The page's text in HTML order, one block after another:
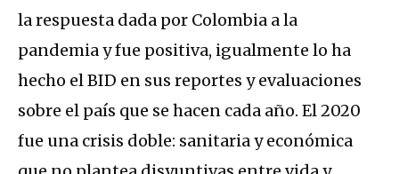
la respuesta dada por Colombia a la
pandemia y fue positiva, igualmente lo ha
hecho el BID en sus reportes y evaluaciones
sobre el país que se hacen cada año. El 2020
fue una crisis doble: sanitaria y económica